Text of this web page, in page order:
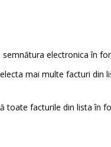
electronica în
mai multe facturi din
toate facturile din lista în